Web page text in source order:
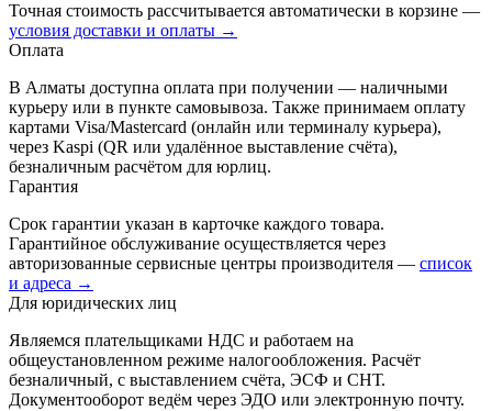
Точная стоимость рассчитывается автоматически в корзине —
условия доставки и оплаты →
Оплата
В Алматы доступна оплата при получении — наличными
курьеру или в пункте самовывоза. Также принимаем оплату
картами Visa/Mastercard (онлайн или терминалу курьера),
через Kaspi (QR или удалённое выставление счёта),
безналичным расчётом для юрлиц.
Гарантия
Срок гарантии указан в карточке каждого товара.
Гарантийное обслуживание осуществляется через
авторизованные сервисные центры производителя — список
и адреса →
Для юридических лиц
Являемся плательщиками НДС и работаем на
общеустановленном режиме налогообложения. Расчёт
безналичный, с выставлением счёта, ЭСФ и СНТ.
Документооборот ведём через ЭДО или электронную почту.